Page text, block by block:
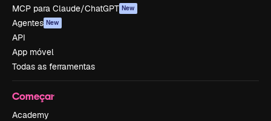
MCP para Claude/ChatGPT New
Agentes New
API
App móvel
Todas as ferramentas
Começar
Academy